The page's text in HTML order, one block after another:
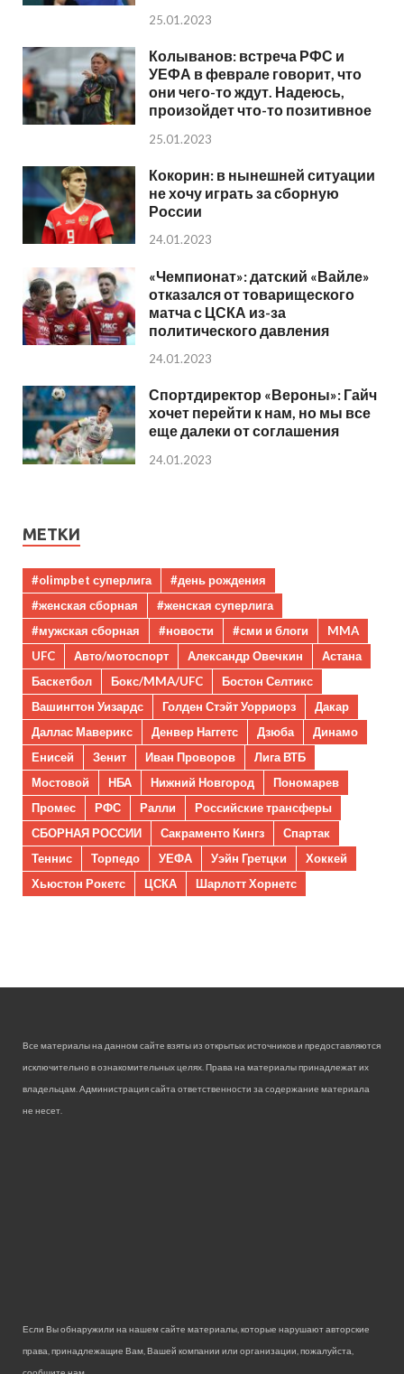
25.01.2023
Колыванов: встреча РФС и
УЕФА в феврале говорит, что
они чего-то ждут. Надеюсь,
произойдет что-то позитивное
25.01.2023
Кокорин: в нынешней ситуации
не хочу играть за сборную
России
24.01.2023
«Чемпионат»: датский «Вайле»
отказался от товарищеского
матча с ЦСКА из-за
политического давления
24.01.2023
Спортдиректор «Вероны»: Гайч
хочет перейти к нам, но мы все
еще далеки от соглашения
24.01.2023
МЕТКИ
#olimpbet суперлига
#день рождения
#женская сборная
#женская суперлига
#мужская сборная
#новости #сми и блоги
MMA
UFC
Авто/мотоспорт Александр Овечкин
Астана
Баскетбол
Бокс/MMA/UFC
Бостон Селтикс
Вашингтон Уизардс
Голден Стэйт Уорриорз
Дакар
Даллас Маверикс
Денвер Наггетс Дзюба
Динамо
Енисей
Зенит Иван Проворов
Лига ВТБ
Мостовой
НБА Нижний Новгород
Пономарев
Промес
РФС Ралли
Российские трансферы
СБОРНАЯ РОССИИ
Сакраменто Кингз
Спартак
Теннис
Торпедо УЕФА Уэйн Гретцки
Хоккей
Хьюстон Рокетс
ЦСКА Шарлотт Хорнетс
Все материалы на данном сайте взяты из открытых источников и предоставляются
исключительно в ознакомительных целях. Права на материалы принадлежат их
владельцам. Администрация сайта ответственности за содержание материала
не несет.
Если Вы обнаружили на нашем сайте материалы, которые нарушают авторские
права, принадлежащие Вам, Вашей компании или организации, пожалуйста,
сообщите нам.